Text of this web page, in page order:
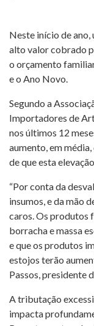
Neste início de ano,
alto valor cobrado
o orçamento
e o Ano Novo.
Segundo a
Importadores de
nos últimos 12
aumento, em
de que esta
“Por conta da
insumos, e da mão
caros. Os produtos
borracha e massa
e que os produtos
estojos terão
Passos, presidente
A tributação
impacta